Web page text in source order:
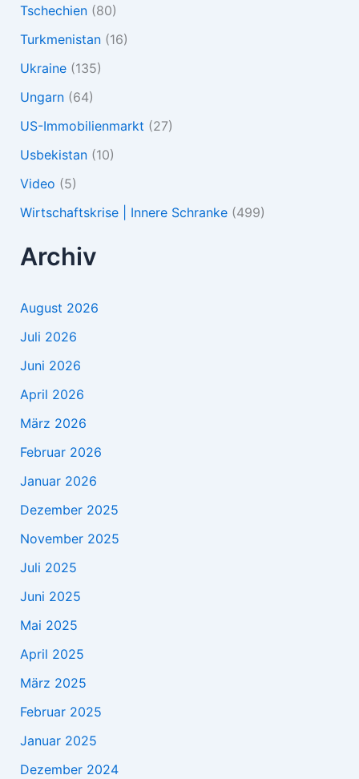
Tschechien(80)
Turkmenistan(16)
Ukraine(135)
Ungarn(64)
US-Immobilienmarkt (27)
Usbekistan(10)
Video (5)
Wirtschaftskrise | Innere Schranke(499)
Archiv
August 2026
Juli 2026
Juni 2026
April 2026
März 2026
Februar 2026
Januar 2026
Dezember 2025
November 2025
Juli 2025
Juni 2025
Mai 2025
April 2025
März 2025
Februar 2025
Januar 2025
Dezember 2024